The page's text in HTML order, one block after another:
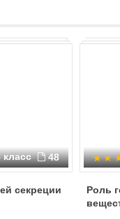
класс 48
секреции
Роль